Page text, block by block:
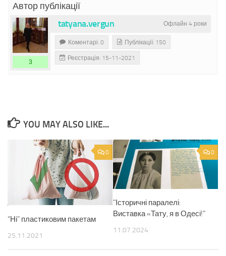
Автор публікації
Офлайн 4 роки
tatyana.vergun
3
Коментарі: 0 Публікації: 150
Реєстрація: 15-11-2021
YOU MAY ALSO LIKE...
0
“Ні” пластиковим пакетам
25.11.2021
0
"Історичні паралелі:
Виставка «Тату, я в Одесі!"
11.07.2024